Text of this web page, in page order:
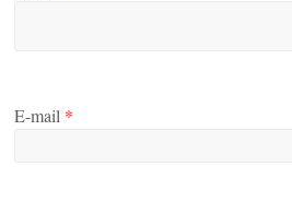
E-mail *